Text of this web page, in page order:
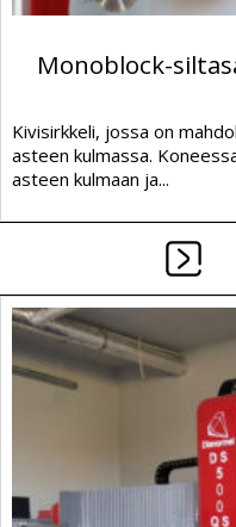
Monoblock-
Kivisirkkeli, jossa on
asteen kulmassa.
asteen kulmaan ja...